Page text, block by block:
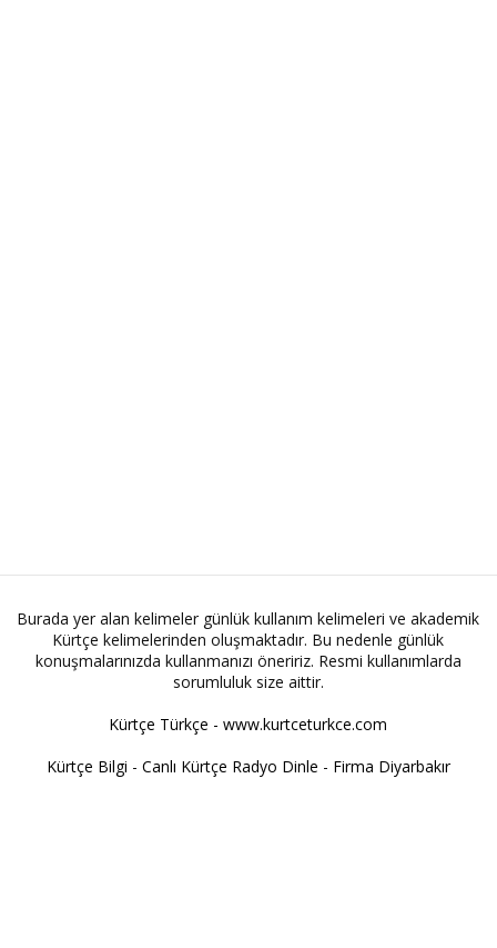
Burada yer alan kelimeler günlük kullanım kelimeleri ve akademik
Kürtçe kelimelerinden oluşmaktadır. Bu nedenle günlük
konuşmalarınızda kullanmanızı öneririz. Resmi kullanımlarda
sorumluluk size aittir.
Kürtçe Türkçe - www.kurtceturkce.com
Kürtçe Bilgi - Canlı Kürtçe Radyo Dinle - Firma Diyarbakır